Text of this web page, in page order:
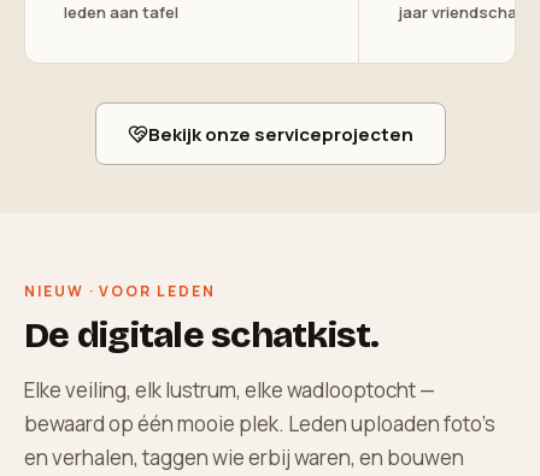
leden aan tafel jaar vriendschap
Bekijk onze serviceprojecten
NIEUW · VOOR LEDEN
De digitale schatkist.
Elke veiling, elk lustrum, elke wadlooptocht —
bewaard op één mooie plek. Leden uploaden foto's
en verhalen, taggen wie erbij waren, en bouwen